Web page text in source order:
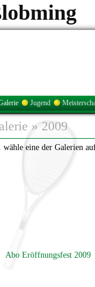
Jugend
»2009
wähle eine der Galerien
Abo Eröffnungsfest 2009